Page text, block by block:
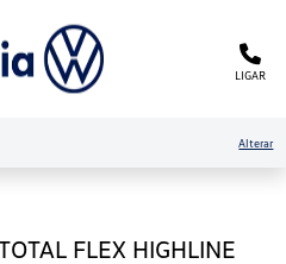
LIGAR
Alterar
FLEX HIGHLINE